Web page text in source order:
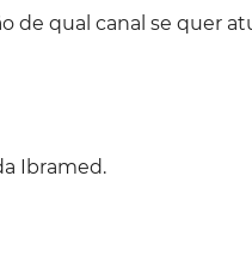
de qual canal se quer
Ibramed.